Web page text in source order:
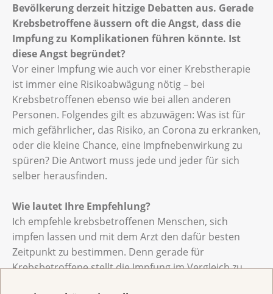
Bevölkerung derzeit hitzige Debatten aus. Gerade
Krebsbetroffene äussern oft die Angst, dass die
Impfung zu Komplikationen führen könnte. Ist
diese Angst begründet?
Vor einer Impfung wie auch vor einer Krebstherapie
ist immer eine Risikoabwägung nötig – bei
Krebsbetroffenen ebenso wie bei allen anderen
Personen. Folgendes gilt es abzuwägen: Was ist für
mich gefährlicher, das Risiko, an Corona zu erkranken,
oder die kleine Chance, eine Impfnebenwirkung zu
spüren? Die Antwort muss jede und jeder für sich
selber herausfinden.
Wie lautet Ihre Empfehlung?
Ich empfehle krebsbetroffenen Menschen, sich
impfen lassen und mit dem Arzt den dafür besten
Zeitpunkt zu bestimmen. Denn gerade für
Krebsbetroffene stellt die Impfung im Vergleich zu